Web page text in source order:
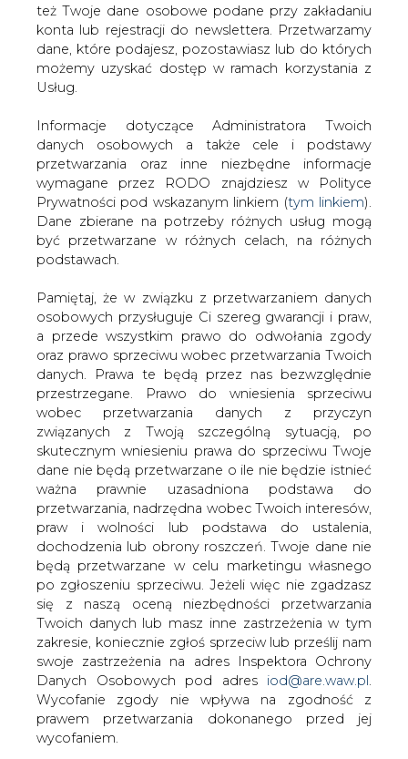
też Twoje dane osobowe podane przy zakładaniu
konta lub rejestracji do newslettera. Przetwarzamy
dane, które podajesz, pozostawiasz lub do których
możemy uzyskać dostęp w ramach korzystania z
Usług.
Informacje dotyczące Administratora Twoich
danych osobowych a także cele i podstawy
przetwarzania oraz inne niezbędne informacje
wymagane przez RODO znajdziesz w Polityce
Prywatności pod wskazanym linkiem (tym linkiem).
Dane zbierane na potrzeby różnych usług mogą
być przetwarzane w różnych celach, na różnych
podstawach.
Pamiętaj, że w związku z przetwarzaniem danych
osobowych przysługuje Ci szereg gwarancji i praw,
a przede wszystkim prawo do odwołania zgody
oraz prawo sprzeciwu wobec przetwarzania Twoich
danych. Prawa te będą przez nas bezwzględnie
przestrzegane. Prawo do wniesienia sprzeciwu
wobec przetwarzania danych z przyczyn
związanych z Twoją szczególną sytuacją, po
skutecznym wniesieniu prawa do sprzeciwu Twoje
dane nie będą przetwarzane o ile nie będzie istnieć
ważna prawnie uzasadniona podstawa do
przetwarzania, nadrzędna wobec Twoich interesów,
praw i wolności lub podstawa do ustalenia,
dochodzenia lub obrony roszczeń. Twoje dane nie
będą przetwarzane w celu marketingu własnego
po zgłoszeniu sprzeciwu. Jeżeli więc nie zgadzasz
się z naszą oceną niezbędności przetwarzania
Twoich danych lub masz inne zastrzeżenia w tym
zakresie, koniecznie zgłoś sprzeciw lub prześlij nam
swoje zastrzeżenia na adres Inspektora Ochrony
Danych Osobowych pod adres iod@are.waw.pl
Wycofanie zgody nie wpływa na zgodność z
prawem przetwarzania dokonanego przed jej
wycofaniem.
Strona główna CIEPŁOWNICTWO
PE i Rada
porozumiały się sprawie pochłaniania CO2 przez lasy
2017-12-14 00:00
skomentuj
udostępnij:
PE i Rada porozumiały się sprawie
pochłaniania CO2 przez lasy
Parlament Europejski i Rada osiągnęły w
czwartek wstępne porozumienie w
sprawie włącza emisje gazów
cieplarnianych i pochłaniania
związanego z gruntami rolnymi i
leśnictwem do unijnych ram
klimatycznych od 2021 r.
Parlament Europejski i Rada osiągnęły wstępne
porozumienie w sprawie regulacji odnośnie rozliczania
emisji wynikających z użytkowania gruntów, zmiany